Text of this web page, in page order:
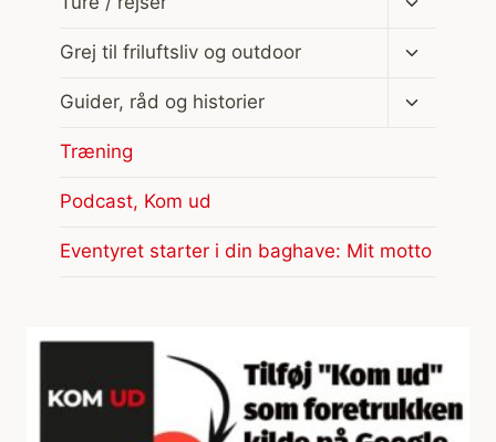
Grej til friluftsliv og outdoor
Skift
Guider, råd og historier
Skift
Træning
Podcast, Kom ud
Eventyret starter i din baghave: Mit motto